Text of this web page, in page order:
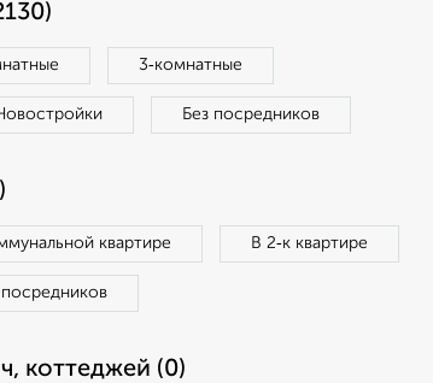
3‑комнатные
Без посредников
квартире В 2‑к квартире
посредников
коттеджей (0)